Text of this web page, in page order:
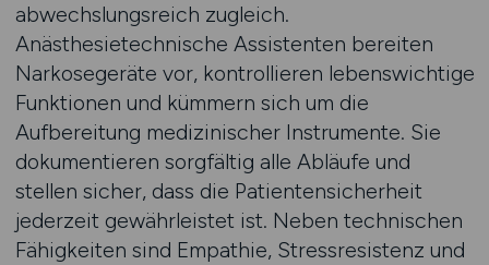
abwechslungsreich zugleich.
Anästhesietechnische Assistenten bereiten
Narkosegeräte vor, kontrollieren lebenswichtige
Funktionen und kümmern sich um die
Aufbereitung medizinischer Instrumente. Sie
dokumentieren sorgfältig alle Abläufe und
stellen sicher, dass die Patientensicherheit
jederzeit gewährleistet ist. Neben technischen
Fähigkeiten sind Empathie, Stressresistenz und